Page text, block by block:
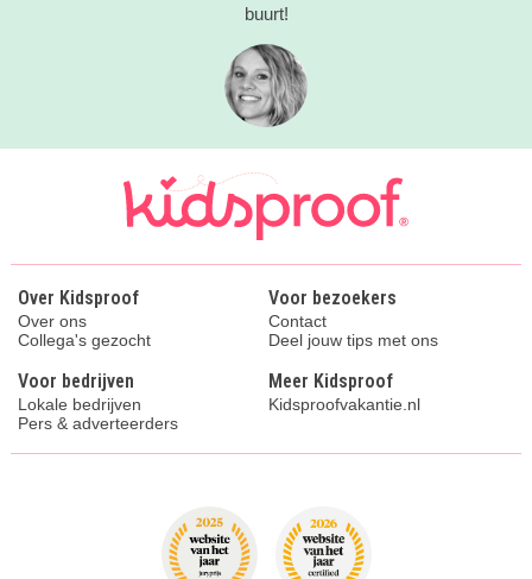
buurt!
Over Kidsproof
Over ons
Collega's gezocht
Voor bezoekers
Contact
Deel jouw tips met ons
Voor bedrijven
Lokale bedrijven
Pers & adverteerders
Meer Kidsproof
Kidsproofvakantie.nl